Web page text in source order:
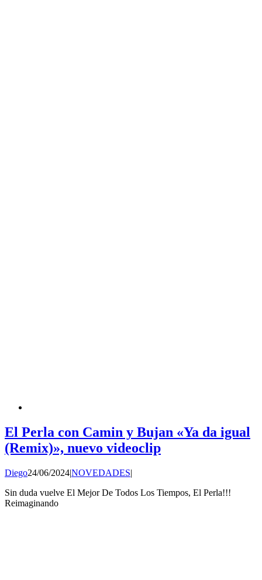
El Perla con Camin y Bujan «Ya da igual
(Remix)», nuevo videoclip
Diego24/06/2024|NOVEDADES|
Sin duda vuelve El Mejor De Todos Los Tiempos, El Perla!!!
Reimaginando